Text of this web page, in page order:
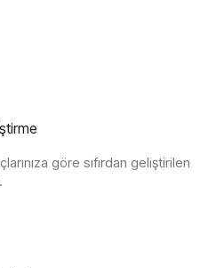
göre sıfırdan geliştirilen